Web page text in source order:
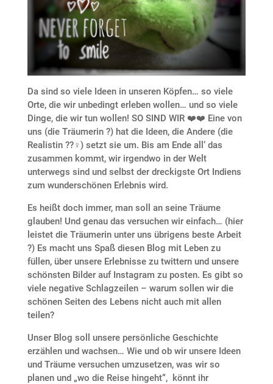
Da sind so viele Ideen in unseren Köpfen… so viele
Orte, die wir unbedingt erleben wollen… und so viele
Dinge, die wir tun wollen! SO SIND WIR ❤️❤️ Eine von
uns (die Träumerin ?) hat die Ideen, die Andere (die
Realistin ??‍♀️) setzt sie um. Bis am Ende all‘ das
zusammen kommt, wir irgendwo in der Welt
unterwegs sind und selbst der dreckigste Ort Indiens
zum wunderschönen Erlebnis wird.
Es heißt doch immer, man soll an seine Träume
glauben! Und genau das versuchen wir einfach… (hier
leistet die Träumerin unter uns übrigens beste Arbeit
?) Es macht uns Spaß diesen Blog mit Leben zu
füllen, über unsere Erlebnisse zu twittern und unsere
schönsten Bilder auf Instagram zu posten. Es gibt so
viele negative Schlagzeilen – warum sollen wir die
schönen Seiten des Lebens nicht auch mit allen
teilen?
Unser Blog soll unsere persönliche Geschichte
erzählen und wachsen… Wie und ob wir unsere Ideen
und Träume versuchen umzusetzen, was wir so
planen und „wo die Reise hingeht“, könnt ihr